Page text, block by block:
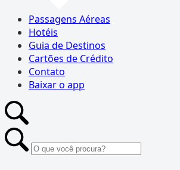
Passagens Aéreas
Hotéis
Guia de Destinos
Cartões de Crédito
Contato
Baixar o app